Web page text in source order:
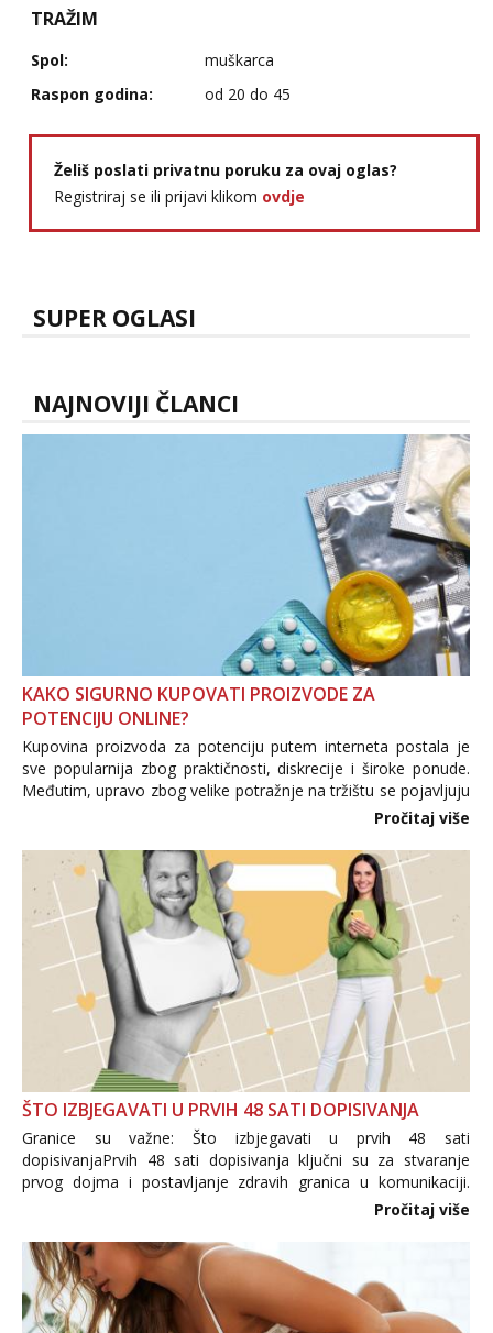
TRAŽIM
Spol:
muškarca
Raspon godina:
od 20 do 45
Želiš poslati privatnu poruku za ovaj oglas?
Registriraj se ili prijavi klikom ovdje
SUPER OGLASI
NAJNOVIJI ČLANCI
KAKO SIGURNO KUPOVATI PROIZVODE ZA
POTENCIJU ONLINE?
Kupovina proizvoda za potenciju putem interneta postala je
sve popularnija zbog praktičnosti, diskrecije i široke ponude.
Međutim, upravo zbog velike potražnje na tržištu se pojavljuju
i brojni krivotvoreni proizvodi, nepouzdane internetske
Pročitaj više
ŠTO IZBJEGAVATI U PRVIH 48 SATI DOPISIVANJA
Granice su važne: Što izbjegavati u prvih 48 sati
dopisivanjaPrvih 48 sati dopisivanja ključni su za stvaranje
prvog dojma i postavljanje zdravih granica u komunikaciji.
Važno je izbjeći prebrzo otkrivanje osobnih ili intimnih
informacija, jer nepoznata osoba još nije zaslužila to
povjerenje. Takođe...
Pročitaj više